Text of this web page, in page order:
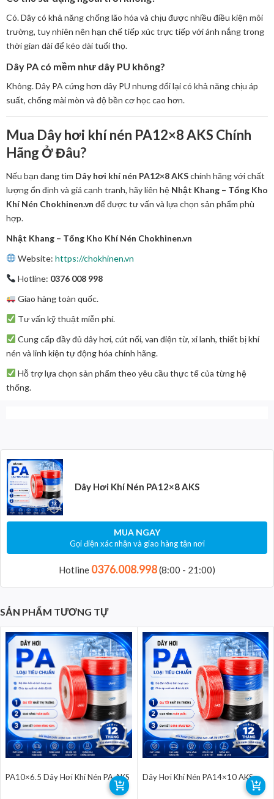
Có. Dây có khả năng chống lão hóa và chịu được nhiều điều kiện môi
trường, tuy nhiên nên hạn chế tiếp xúc trực tiếp với ánh nắng trong
thời gian dài để kéo dài tuổi thọ.
Dây PA có mềm như dây PU không?
Không. Dây PA cứng hơn dây PU nhưng đổi lại có khả năng chịu áp
suất, chống mài mòn và độ bền cơ học cao hơn.
Mua Dây hơi khí nén PA12×8 AKS Chính
Hãng Ở Đâu?
Nếu bạn đang tìm Dây hơi khí nén PA12×8 AKSchính hãng với chất
lượng ổn định và giá cạnh tranh, hãy liên hệ Nhật Khang – Tổng Kho
Khí Nén Chokhinen.vn để được tư vấn và lựa chọn sản phẩm phù
hợp.
Nhật Khang – Tổng Kho Khí Nén Chokhinen.vn
Website: https://chokhinen.vn
Hotline: 0376 008 998
Giao hàng toàn quốc.
Tư vấn kỹ thuật miễn phí.
Cung cấp đầy đủ dây hơi, cút nối, van điện từ, xi lanh, thiết bị khí
nén và linh kiện tự động hóa chính hãng.
Hỗ trợ lựa chọn sản phẩm theo yêu cầu thực tế của từng hệ
thống.
Dây Hơi Khí Nén PA12×8 AKS
MUA NGAY
Gọi điện xác nhận và giao hàng tận nơi
Hotline 0376.008.998(8:00 - 21:00)
SẢN PHẨM TƯƠNG TỰ
PA10×6.5 Dây Hơi Khí Nén PA AKS Dây Hơi Khí Nén PA14×10 AKS